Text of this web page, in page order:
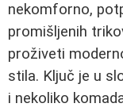
nekomforno,
promišljenih
proživeti
stila. Ključ je u
i nekoliko